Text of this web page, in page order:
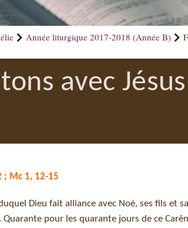
Année liturgique 2017-2018 (Année B)
avec
; Mc 1, 12-15
Dieu fait alliance avec Noé, ses fils et sa
pour les quarante jours de ce